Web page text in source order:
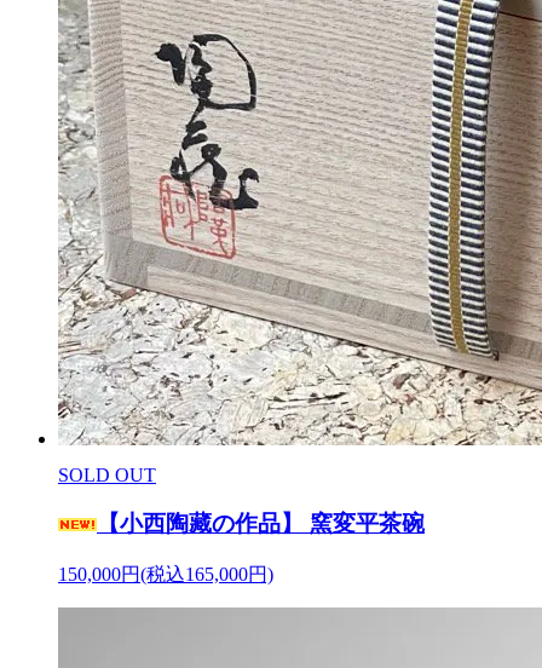
SOLD OUT
【小西陶藏の作品】 窯変平茶碗
150,000円(税込165,000円)